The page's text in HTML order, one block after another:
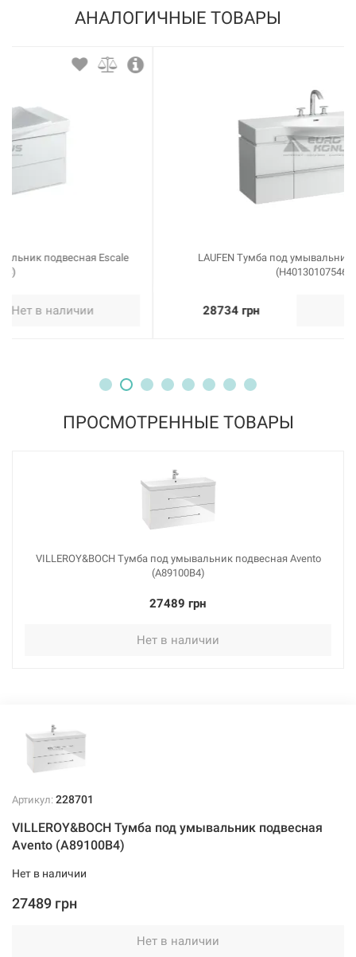
АНАЛОГИЧНЫЕ ТОВАРЫ
LAUFEN Тумба под умывальник подвесная Palace
28734 грн Нет в наличии
ПРОСМОТРЕННЫЕ ТОВАРЫ
VILLEROY&BOCH Тумба под умывальник подвесная Avento
(A89100B4)
27489 грн
Нет в наличии
Артикул: 228701
VILLEROY&BOCH Тумба под умывальник подвесная
Avento (A89100B4)
Нет в наличии
27489 грн
Нет в наличии